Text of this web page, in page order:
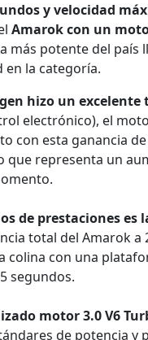
y velocidad
Amarok con un
potente del
en la categoría.
hizo un
electrónico), el
con esta ganancia
representa un
de prestaciones es
total del Amarok a
colina con una
segundos.
motor 3.0 V6
de potencia y